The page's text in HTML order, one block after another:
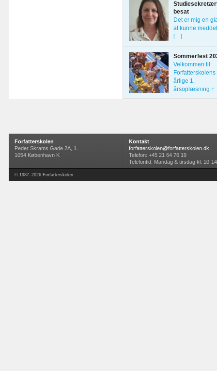
besat
Det er mig en
at kunne
[…]
Sommerfest
Velkommen til
Forfatterskolens
årlige 1.
årsoplæsning +
sommerfest […]
Forfatterskolen
Peder Skrams Gade 2A, 1.
1054 København K
Kontakt
forfatterskolen@forfatterskolen.dk
Telefon: +45 21 64 76 19
Telefontid: Mandag & tirsdag kl. 10-14
© 1987–2026 Forfatterskolen